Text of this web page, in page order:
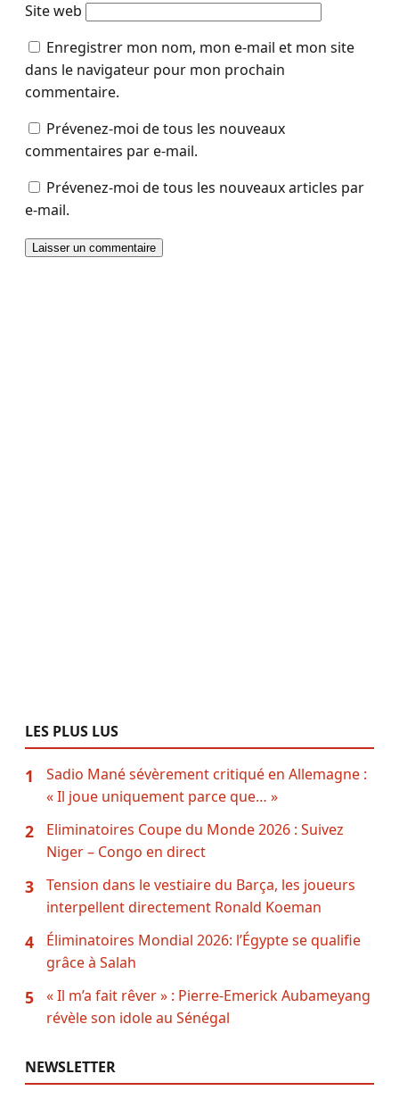
Site web
Enregistrer mon nom, mon e-mail et mon site
dans le navigateur pour mon prochain
commentaire.
Prévenez-moi de tous les nouveaux
commentaires par e-mail.
Prévenez-moi de tous les nouveaux articles par
e-mail.
LES PLUS LUS
1
Sadio Mané sévèrement critiqué en Allemagne :
« Il joue uniquement parce que… »
2
Eliminatoires Coupe du Monde 2026 : Suivez
Niger – Congo en direct
3
Tension dans le vestiaire du Barça, les joueurs
interpellent directement Ronald Koeman
4
Éliminatoires Mondial 2026: l’Égypte se qualifie
grâce à Salah
5
« Il m’a fait rêver » : Pierre-Emerick Aubameyang
révèle son idole au Sénégal
NEWSLETTER